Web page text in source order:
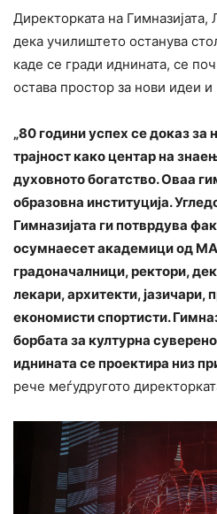
Директорката на Гимназијата,
дека училиштето останува
каде се гради иднината, се
остава простор за нови идеи
„80 години успех се доказ за
трајност како центар на
духовното богатство. Оваа
образовна институција.
Гимназијата ги потврдува
осумнаесет академици од
градоначалници, ректори,
лекари, архитекти, јазичари,
економисти спортисти.
борбата за културна
иднината се проектира низ
рече меѓудругото